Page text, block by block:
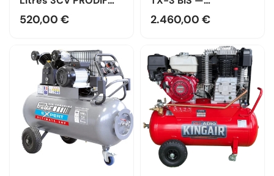
SILENCIEUX
520,00 €
Monophasé / JAVAC
2.460,00 €